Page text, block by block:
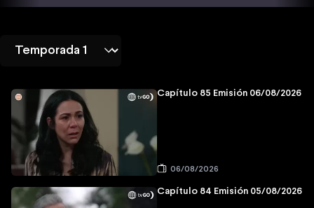
Capítulo 85 Emisión 06/08/2026
06/08/2026
Capítulo 84 Emisión 05/08/2026